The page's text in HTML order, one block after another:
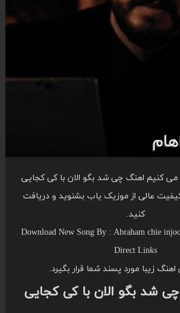
می کنیم اهنگ چی شد بگو الان با کی کجایی
کیفیت عالی از موزیک یاب بشنوید و دریافت
کنید.
Download New Song By : Abraham chie
Direct Links
اهنگ زیبا مورد پسند شما قرار بگیرد.
چی شد بگو الان با کی کجایی